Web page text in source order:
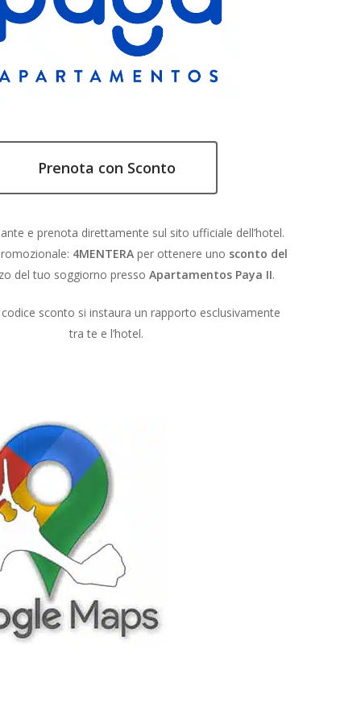
Prenota con Sconto
e prenota direttamente sul sito ufficiale dell’hotel.
4MENTERAper ottenere uno sconto del
del tuo soggiorno pressoApartamentos Paya II.
sconto si instaura un rapporto esclusivamente
tra te e l’hotel.